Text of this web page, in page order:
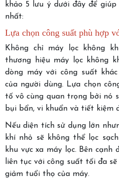
khảo 5 lưu ý dưới đây để
nhất:
Lựa chọn công suất phù hợp
Không chỉ máy lọc không
thương hiệu máy lọc không
dòng máy với công suất
của người dùng. Lựa chọn
tố vô cùng quan trọng bởi nó
bụi bẩn, vi khuẩn và tiết kiệm
Nếu diện tích sử dụng lớn
khí nhỏ sẽ không thể lọc
khu vực xa máy lọc. Bên cạnh
liên tục với công suất tối đa
giảm tuổi thọ của máy.